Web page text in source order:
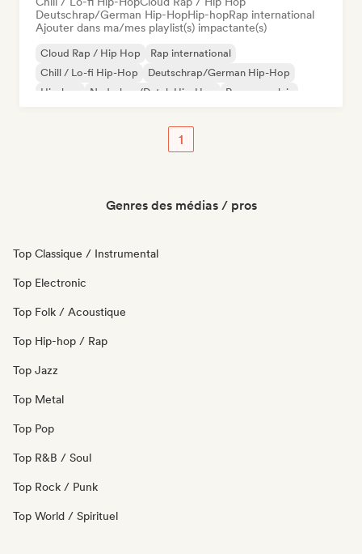
Deutschrap/German Hip-HopHip-hopRap international
Ajouter dans ma/mes playlist(s) impactante(s)
Cloud Rap / Hip Hop
Rap international
Chill / Lo-fi Hip-Hop
Deutschrap/German Hip-Hop
Hip-hop
Nederhop/Dutch Hip-Hop
Rap en anglais
1
Genres des médias / pros
Top Classique / Instrumental
Top Electronic
Top Folk / Acoustique
Top Hip-hop / Rap
Top Jazz
Top Metal
Top Pop
Top R&B / Soul
Top Rock / Punk
Top World / Spirituel